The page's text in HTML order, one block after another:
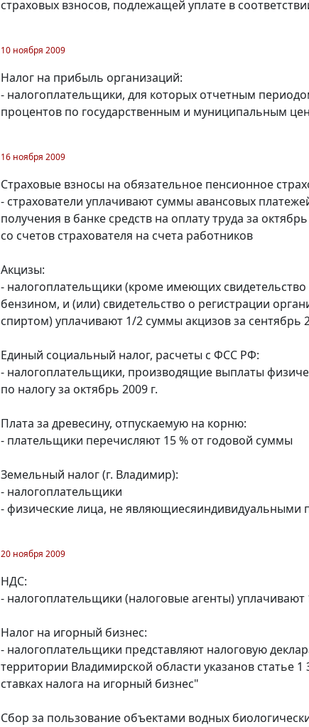
страховых взносов, подлежащей уплате в
10 ноября 2009
Налог на прибыль организаций:
- налогоплательщики, для которых отчетным
процентов по государственным и муниципальным
16 ноября 2009
Страховые взносы на обязательное пенсионное
- страхователи уплачивают суммы авансовых
получения в банке средств на оплату труда за
со счетов страхователя на счета работников
Акцизы:
- налогоплательщики (кроме имеющих
бензином, и (или) свидетельство о регистрации
спиртом) уплачивают 1/2 суммы акцизов за сентябрь
Единый социальный налог, расчеты с ФСС РФ:
- налогоплательщики, производящие выплаты
по налогу за октябрь 2009 г.
Плата за древесину, отпускаемую на корню:
- плательщики перечисляют 15 % от годовой суммы
Земельный налог (г. Владимир):
- налогоплательщики
- физические лица, не
20 ноября 2009
НДС:
- налогоплательщики (налоговые агенты) уплачивают
Налог на игорный бизнес:
- налогоплательщики представляют налоговую
территории Владимирской области указанов статье
ставках налога на игорный бизнес"
Сбор за пользование объектами водных